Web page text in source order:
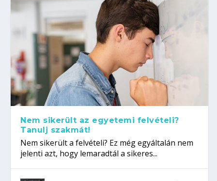
Nem sikerült az egyetemi felvételi?
Tanulj szakmát!
Nem sikerült a felvételi? Ez még egyáltalán nem
jelenti azt, hogy lemaradtál a sikeres...